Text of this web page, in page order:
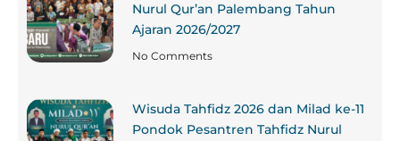
Nurul Qur’an Palembang Tahun
Ajaran 2026/2027
No Comments
Wisuda Tahfidz 2026 dan Milad ke-11
Pondok Pesantren Tahfidz Nurul